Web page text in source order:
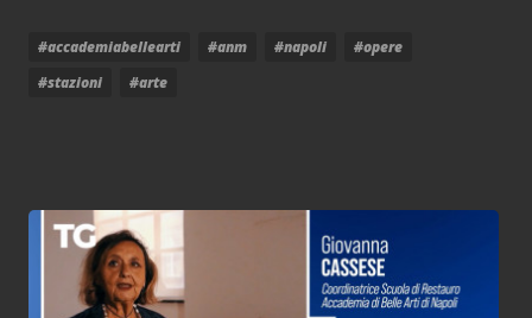
#accademiabellearti #anm #napoli
#opere
#stazioni
#arte